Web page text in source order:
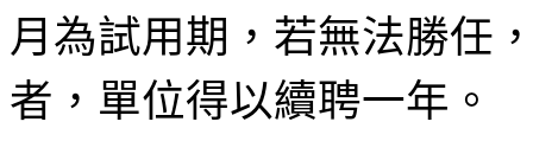
月為試用期，若無法勝任
者，單位得以續聘一年。